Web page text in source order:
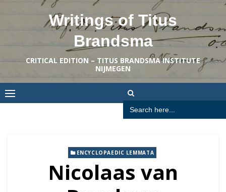
Writings of Titus
Brandsma
CRITICAL EDITION – TITUS BRANDSMA INSTITUTE
NIJMEGEN
Search
for:
ENCYCLOPAEDIC LEMMATA
Nicolaas van